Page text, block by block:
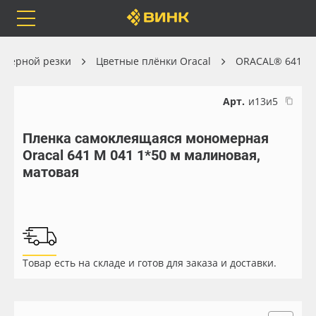
Каталог
Orafol
Доставка
Весь каталог
Рулонные материалы
Листовые материалы
резки Цветные плёнки Oracal ORACAL® 641
Арт. и13и5
Пленка самоклеящаяся мономерная
Oracal 641 M 041 1*50 м малиновая,
матовая
Товар есть на складе и готов для заказа и доставки.